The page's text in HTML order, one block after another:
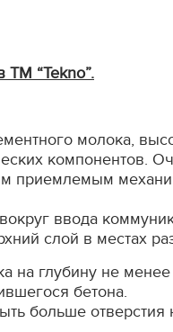
ТМ “Tekno”.
молока,
компонентов.
приемлемым
ввода
слой в местах
на глубину не менее
бетона.
больше отверстия